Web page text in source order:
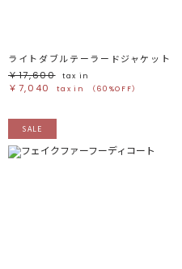
ライトダブルテーラードジャケット
￥17,600
tax in
￥7,040 tax in （60%OFF）
SALE